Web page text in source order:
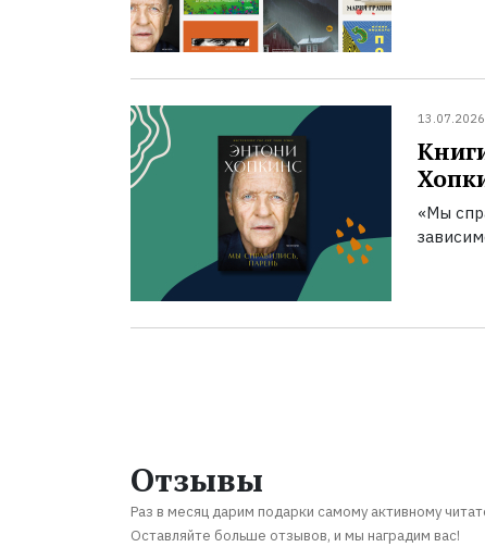
13.07.2026
«Мы
Отзывы
Раз в месяц дарим подарки самому активному
Оставляйте больше отзывов, и мы наградим вас!